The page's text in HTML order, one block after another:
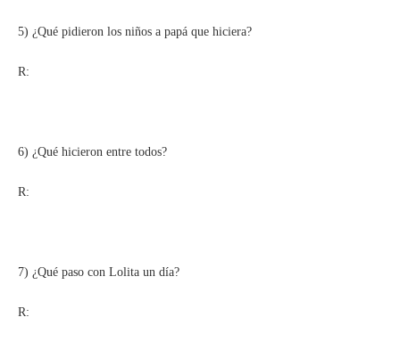
5) ¿Qué pidieron los niños a papá que hiciera?
R:
6) ¿Qué hicieron entre todos?
R:
7) ¿Qué paso con Lolita un día?
R: